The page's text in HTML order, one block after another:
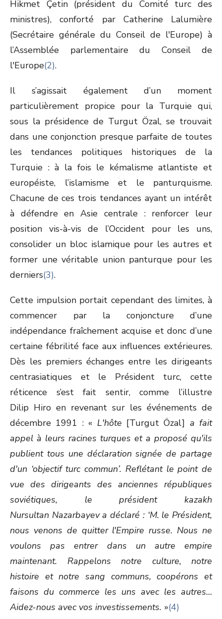
Hikmet Çetin (président du Comité turc des
ministres), conforté par Catherine Lalumière
(Secrétaire générale du Conseil de l'Europe) à
l’Assemblée parlementaire du Conseil de
l'Europe(2).
Il s’agissait également d’un moment
particulièrement propice pour la Turquie qui,
sous la présidence de Turgut Özal, se trouvait
dans une conjonction presque parfaite de toutes
les tendances politiques historiques de la
Turquie : à la fois le kémalisme atlantiste et
européiste, l’islamisme et le panturquisme.
Chacune de ces trois tendances ayant un intérêt
à défendre en Asie centrale : renforcer leur
position vis-à-vis de l’Occident pour les uns,
consolider un bloc islamique pour les autres et
former une véritable union panturque pour les
derniers(3).
Cette impulsion portait cependant des limites, à
commencer par la conjoncture d’une
indépendance fraîchement acquise et donc d’une
certaine fébrilité face aux influences extérieures.
Dès les premiers échanges entre les dirigeants
centrasiatiques et le Président turc, cette
réticence s’est fait sentir, comme l’illustre
Dilip Hiro en revenant sur les événements de
décembre 1991 : « L'hôte [Turgut Özal] a fait
appel à leurs racines turques et a proposé qu'ils
publient tous une déclaration signée de partage
d'un ‘objectif turc commun’. Reflétant le point de
vue des dirigeants des anciennes républiques
soviétiques, le président kazakh
Nursultan Nazarbayev a déclaré : ‘M. le Président,
nous venons de quitter l'Empire russe. Nous ne
voulons pas entrer dans un autre empire
maintenant. Rappelons notre culture, notre
histoire et notre sang communs, coopérons et
faisons du commerce les uns avec les autres…
Aidez-nous avec vos investissements. »(4)